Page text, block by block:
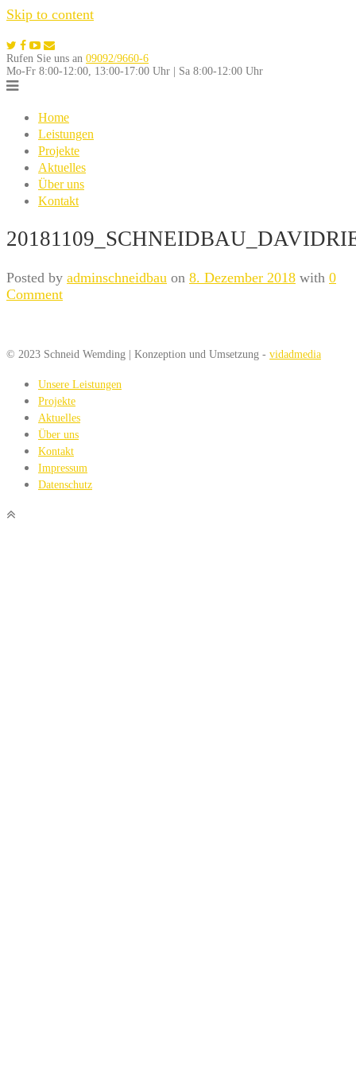
Skip to content
Rufen Sie uns an 09092/9660-6
Mo-Fr 8:00-12:00, 13:00-17:00 Uhr | Sa 8:00-12:00 Uhr
Home
Leistungen
Projekte
Aktuelles
Über uns
Kontakt
Posted by adminschneidbau on 8. Dezember 2018 with 0
Comment
© 2023 Schneid Wemding | Konzeption und Umsetzung - vidadmedia
Unsere Leistungen
Projekte
Aktuelles
Über uns
Kontakt
Impressum
Datenschutz